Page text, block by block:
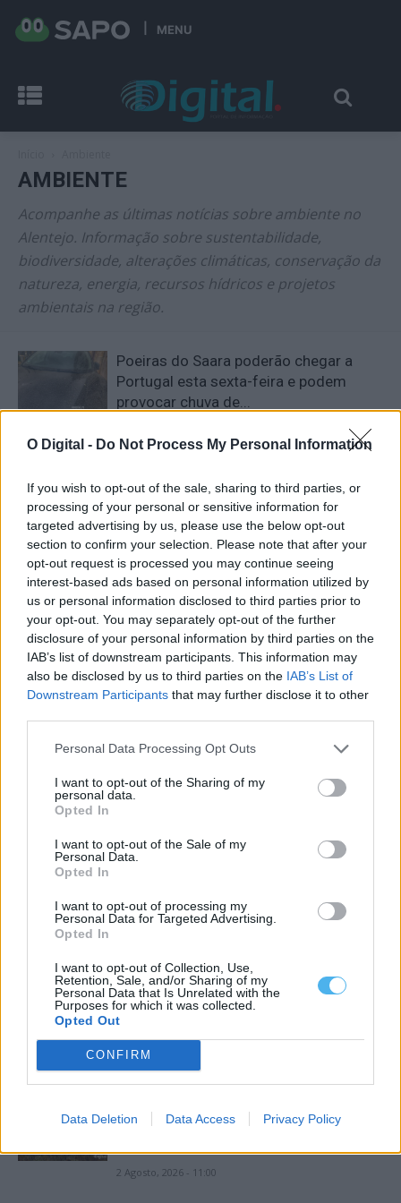
O Digital - Do Not Process My Personal Information
If you wish to opt-out of the sale, sharing to third parties, or
processing of your personal or sensitive information for
targeted advertising by us, please use the below opt-out
section to confirm your selection. Please note that after your
opt-out request is processed you may continue seeing
interest-based ads based on personal information utilized by
us or personal information disclosed to third parties prior to
your opt-out. You may separately opt-out of the further
disclosure of your personal information by third parties on the
IAB’s list of downstream participants. This information may
also be disclosed by us to third parties on the IAB’s List of
Downstream Participants that may further disclose it to other
Personal Data Processing Opt Outs
I want to opt-out of the Sharing of my
personal data.
Opted In
I want to opt-out of the Sale of my
Personal Data.
Opted In
I want to opt-out of processing my
Personal Data for Targeted Advertising.
Opted In
I want to opt-out of Collection, Use,
Retention, Sale, and/or Sharing of my
Personal Data that Is Unrelated with the
Purposes for which it was collected.
Opted Out
CONFIRM
Data Deletion Data Access Privacy Policy
MENU
AMBIENTE
Acompanhe as últimas notícias sobre ambiente no
Alentejo. Informação sobre sustentabilidade,
biodiversidade, alterações climáticas, conservação da
natureza, energia, recursos hídricos e projetos
ambientais na região.
Poeiras do Saara poderão chegar a
Portugal esta sexta-feira e podem
provocar chuva de...
novas regras a partir de 7...
6 Agosto, 2026 - 11:10
Entidades do Alentejo recebem 738,8
mil euros para projetos em áreas
protegidas
6 Agosto, 2026 - 09:49
EDIA quer quantificar emissões de
gases com efeito de estufa no Alqueva
Três milhões de euros vão apoiar
recuperação de pedreiras abandonadas
3 Agosto, 2026 - 14:38
produção de eletricidade em julho
Baterias, barragens e hidrogénio
poderão absorver excedente energia
renovável em Portugal
2 Agosto, 2026 - 11:00
e 2731 hectares de área ardida até 15
2 Agosto, 2026 - 11:00